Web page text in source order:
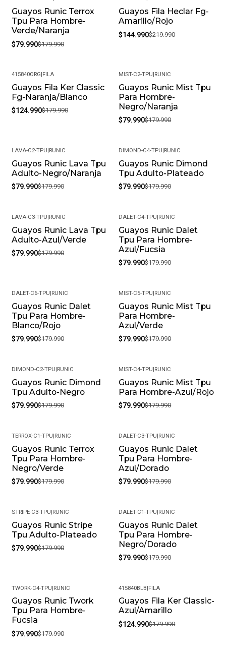
-56%
Guayos Runic Terrox
Tpu Para Hombre-
Verde/Naranja
$79.990$179.990
-34%
Guayos Fila Heclar Fg-
Amarillo/Rojo
$144.990$219.990
-31%
415840ORG FILA
Guayos Fila Ker Classic
Fg-Naranja/Blanco
$124.990$179.990
-56%
MIST-C2-TPU RUNIC
Guayos Runic Mist Tpu
Para Hombre-
Negro/Naranja
$79.990$179.990
-56%
LAVA-C2-TPU RUNIC
Guayos Runic Lava Tpu
Adulto-Negro/Naranja
$79.990$179.990
-56%
DIMOND-C4-TPU RUNIC
Guayos Runic Dimond
Tpu Adulto-Plateado
$79.990$179.990
-56%
LAVA-C3-TPU RUNIC
Guayos Runic Lava Tpu
Adulto-Azul/Verde
$79.990$179.990
-56%
DALET-C4-TPU RUNIC
Guayos Runic Dalet
Tpu Para Hombre-
Azul/Fucsia
$79.990$179.990
-56%
DALET-C6-TPU RUNIC
Guayos Runic Dalet
Tpu Para Hombre-
Blanco/Rojo
$79.990$179.990
-56%
MIST-C5-TPU RUNIC
Guayos Runic Mist Tpu
Para Hombre-
Azul/Verde
$79.990$179.990
-56%
DIMOND-C2-TPU RUNIC
Guayos Runic Dimond
Tpu Adulto-Negro
$79.990$179.990
-56%
MIST-C4-TPU RUNIC
Guayos Runic Mist Tpu
Para Hombre-Azul/Rojo
$79.990$179.990
-56%
TERROX-C1-TPU|RUNIC
Guayos Runic Terrox
Tpu Para Hombre-
Negro/Verde
$79.990$179.990
-56%
DALET-C3-TPU|RUNIC
Guayos Runic Dalet
Tpu Para Hombre-
Azul/Dorado
$79.990$179.990
-56%
STRIPE-C3-TPU|RUNIC
Guayos Runic Stripe
Tpu Adulto-Plateado
$79.990$179.990
-56%
DALET-C1-TPU|RUNIC
Guayos Runic Dalet
Tpu Para Hombre-
Negro/Dorado
$79.990$179.990
-56%
TWORK-C4-TPU|RUNIC
Guayos Runic Twork
Tpu Para Hombre-
Fucsia
$79.990$179.990
-31%
415840BLB|FILA
Guayos Fila Ker Classic-
Azul/Amarillo
$124.990$179.990